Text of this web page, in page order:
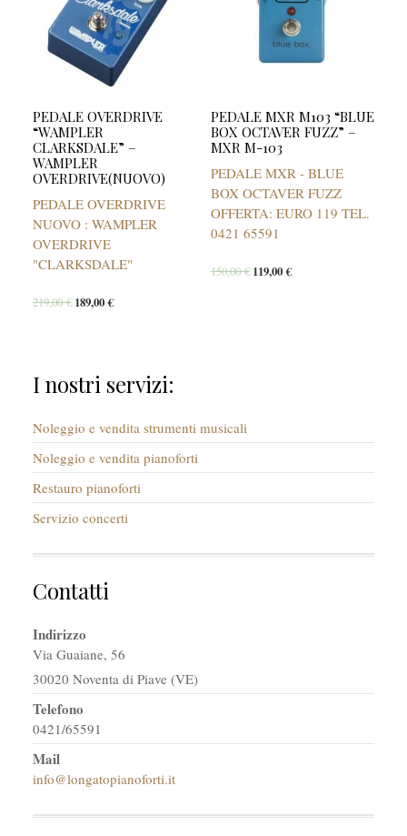
PEDALE OVERDRIVE
“WAMPLER
CLARKSDALE” –
WAMPLER
OVERDRIVE(NUOVO)
PEDALE OVERDRIVE
NUOVO : WAMPLER
OVERDRIVE
"CLARKSDALE"
219,00€ 189,00€
PEDALE MXR M103 “BLUE
BOX OCTAVER FUZZ” –
MXR M-103
PEDALE MXR - BLUE
BOX OCTAVER FUZZ
OFFERTA: EURO 119 TEL.
0421 65591
150,00€ 119,00€
I nostri servizi:
Noleggio e vendita strumenti musicali
Noleggio e vendita pianoforti
Restauro pianoforti
Servizio concerti
Contatti
Indirizzo
Via Guaiane, 56
30020 Noventa di Piave (VE)
Telefono
0421/65591
Mail
info@longatopianoforti.it